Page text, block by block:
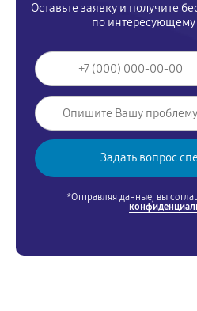
Оставьте заявку и получите
по интересующему
*Отправляя данные, вы